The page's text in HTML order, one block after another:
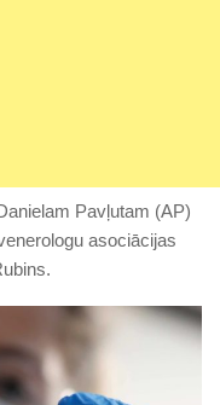
Pavļutam (AP)
asociācijas